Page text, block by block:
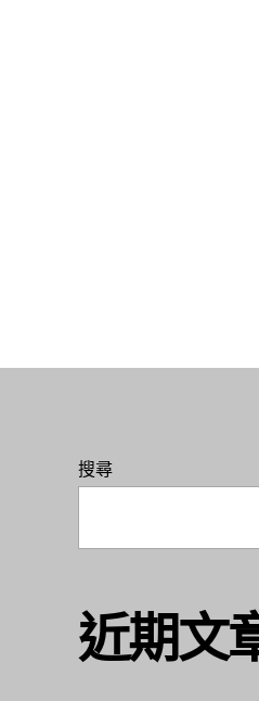
搜尋
近期文